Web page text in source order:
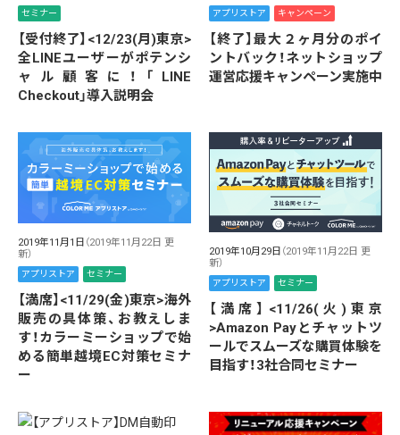
セミナー
【受付終了】<12/23(月)東京>
全LINEユーザーがポテンシ
ャル顧客に！「LINE
Checkout」導入説明会
アプリストア キャンペーン
【終了】最大２ヶ月分のポイ
ントバック！ネットショップ
運営応援キャンペーン実施中
2019年11月1日 （2019年11月22日 更
新）
アプリストア セミナー
【満席】<11/29(金)東京>海外
販売の具体策、お教えしま
す！カラーミーショップで始
める簡単越境EC対策セミナ
ー
2019年10月29日 （2019年11月22日 更
新）
アプリストア セミナー
【満席】<11/26(火)東京
>Amazon Payとチャットツ
ールでスムーズな購買体験を
目指す！3社合同セミナー